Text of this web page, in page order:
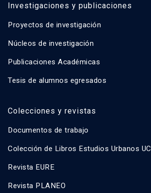
Investigaciones y publicaciones
Proyectos de investigación
Núcleos de investigación
Publicaciones Académicas
Tesis de alumnos egresados
Colecciones y revistas
Documentos de trabajo
Colección de Libros Estudios Urbanos UC
Revista EURE
Revista PLANEO